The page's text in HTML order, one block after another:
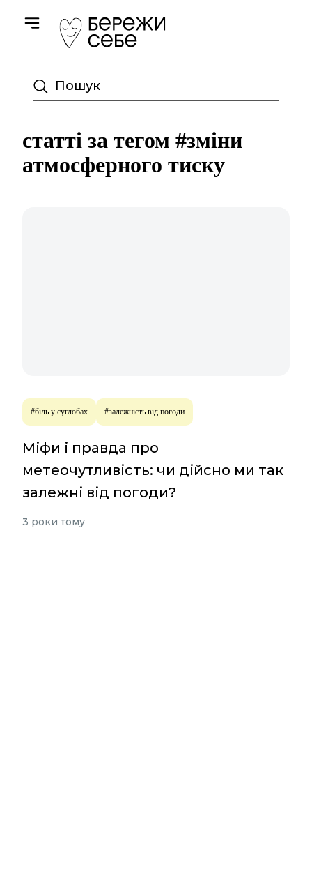
Toggle navigation
Пошук
статті за тегом #зміни
атмосферного тиску
#біль у суглобах #залежність від погоди
Міфи і правда про
метеочутливість: чи дійсно ми так
залежні від погоди?
3 роки тому